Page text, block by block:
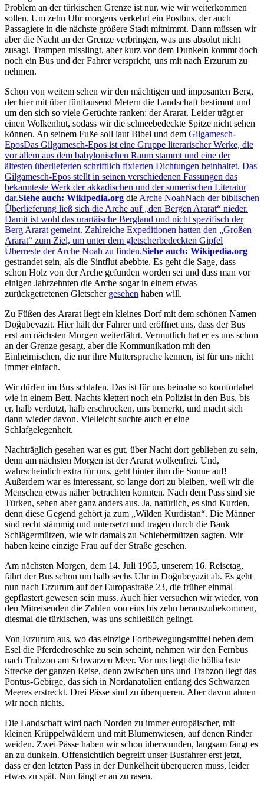
Problem an der türkischen Grenze ist nur, wie wir weiterkommen
sollen. Um zehn Uhr morgens verkehrt ein Postbus, der auch
Passagiere in die nächste größere Stadt mitnimmt. Dann müssen wir
aber die Nacht an der Grenze verbringen, was uns absolut nicht
zusagt. Trampen misslingt, aber kurz vor dem Dunkeln kommt doch
noch ein Bus und der Fahrer verspricht, uns mit nach Erzurum zu
nehmen.
Schon von weitem sehen wir den mächtigen und imposanten Berg,
der hier mit über fünftausend Metern die Landschaft bestimmt und
um den sich so viele Gerüchte ranken: der Ararat. Leider trägt er
einen Wolkenhut, sodass wir die schneebedeckte Spitze nicht sehen
können. An seinem Fuße soll laut Bibel und dem Gilgamesch-
EposDas Gilgamesch-Epos ist eine Gruppe literarischer Werke, die
vor allem aus dem babylonischen Raum stammt und eine der
ältesten überlieferten schriftlich fixierten Dichtungen beinhaltet. Das
Gilgamesch-Epos stellt in seinen verschiedenen Fassungen das
bekannteste Werk der akkadischen und der sumerischen Literatur
dar.Siehe auch: Wikipedia.org die Arche NoahNach der biblischen
Überlieferung ließ sich die Arche auf den Bergen Ararat
nieder.
Damit ist wohl das urartäische Bergland und nicht spezifisch der
Berg Ararat gemeint. Zahlreiche Expeditionen hatten den
Großen
Ararat
zum Ziel, um unter dem gletscherbedeckten Gipfel
Überreste der Arche Noah zu finden.Siehe auch: Wikipedia.org
gestrandet sein, als die Sintflut abebbte. Es geht die Sage, dass
schon Holz von der Arche gefunden worden sei und dass man vor
einigen Jahrzehnten die Arche sogar in einem etwas
zurückgetretenen Gletscher gesehen haben will.
Zu Füßen des Ararat liegt ein kleines Dorf mit dem schönen Namen
Doğubeyazit. Hier hält der Fahrer und eröffnet uns, dass der Bus
erst am nächsten Morgen weiterfährt. Vermutlich hat er es uns schon
an der Grenze gesagt, aber die Kommunikation mit den
Einheimischen, die nur ihre Muttersprache kennen, ist für uns nicht
immer einfach.
Wir dürfen im Bus schlafen. Das ist für uns beinahe so komfortabel
wie in einem Bett. Nachts klettert noch ein Polizist in den Bus, bis
er, halb verdutzt, halb erschrocken, uns bemerkt, und macht sich
dann wieder davon. Vielleicht suchte auch er eine
Schlafgelegenheit.
Nachträglich gesehen war es gut, über Nacht dort geblieben zu sein,
denn am nächsten Morgen ist der Ararat wolkenfrei. Und,
wahrscheinlich extra für uns, geht hinter ihm die Sonne auf!
Außerdem war es interessant, so lange dort zu bleiben, weil wir die
Menschen etwas näher betrachten konnten. Nach dem Pass sind sie
Türken, sehen aber ganz anders aus. Ja, natürlich, es sind Kurden,
denn diese Gegend gehört ja zum
Wilden Kurdistan . Die Männer
sind recht stämmig und untersetzt und tragen durch die Bank
Schlägermützen, wie wir damals zu Schiebermützen sagten. Wir
haben keine einzige Frau auf der Straße gesehen.
Am nächsten Morgen, dem 14. Juli 1965, unserem 16. Reisetag,
fährt der Bus schon um halb sechs Uhr in Doğubeyazit ab. Es geht
nun nach Erzurum auf der Europastraße 23, die früher einmal
gepflastert gewesen sein muss. Auch hier versuchen wir wieder, von
den Mitreisenden die Zahlen von eins bis zehn herauszubekommen,
diesmal die türkischen, was uns schließlich gelingt.
Von Erzurum aus, wo das einzige Fortbewegungsmittel neben dem
Esel die Pferdedroschke zu sein scheint, nehmen wir den Fernbus
nach Trabzon am Schwarzen Meer. Vor uns liegt die höllischste
Strecke der ganzen Reise, denn zwischen uns und Trabzon liegt das
Pontus-Gebirge, das sich in Nordanatolien entlang des Schwarzen
Meeres erstreckt. Drei Pässe sind zu überqueren. Aber davon ahnen
wir noch nichts.
Die Landschaft wird nach Norden zu immer europäischer, mit
kleinen Krüppelwäldern und mit Blumenwiesen, auf denen Rinder
weiden. Zwei Pässe haben wir schon überwunden, langsam fängt es
an zu dunkeln. Offensichtlich begreift unser Busfahrer erst jetzt,
dass er den letzten Pass in der Dunkelheit überqueren muss, leider
etwas zu spät. Nun fängt er an zu rasen.